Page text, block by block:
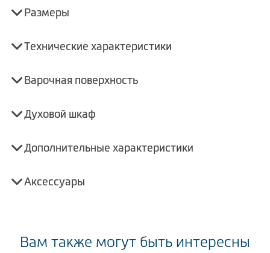
Размеры
Технические характеристики
Варочная поверхность
Духовой шкаф
Дополнительные характеристики
Аксессуары
Вам также могут быть интересны